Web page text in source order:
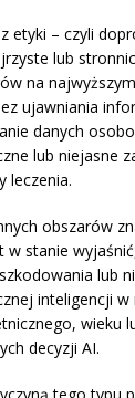
etyki – czyli
lub
na
ujawniania
danych
lub niejasne
leczenia.
obszarów
stanie
lub
inteligencji
wieku
decyzji AI.